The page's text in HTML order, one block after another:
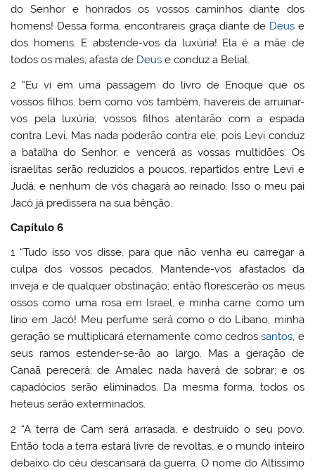
do Senhor e honrados os vossos caminhos diante dos
homens! Dessa forma, encontrareis graça diante de Deuse
dos homens. E abstende-vos da luxúria! Ela é a mãe de
todos os males; afasta de Deus e conduz a Belial.
2 “Eu vi em uma passagem do livro de Enoque que os
vossos filhos, bem como vós também, havereis de arruinar-
vos pela luxúria; vossos filhos atentarão com a espada
contra Levi. Mas nada poderão contra ele; pois Levi conduz
a batalha do Senhor, e vencerá as vossas multidões. Os
israelitas serão reduzidos a poucos, repartidos entre Levi e
Judá, e nenhum de vós chagará ao reinado. Isso o meu pai
Jacó já predissera na sua bênção.
Capítulo 6
1 “Tudo isso vos disse, para que não venha eu carregar a
culpa dos vossos pecados. Mantende-vos afastados da
inveja e de qualquer obstinação; então florescerão os meus
ossos como uma rosa em Israel, e minha carne como um
lírio em Jacó! Meu perfume será como o do Líbano; minha
geração se multiplicará eternamente como cedrossantos, e
seus ramos estender-se-ão ao largo. Mas a geração de
Canaã perecerá; de Amalec nada haverá de sobrar; e os
capadócios serão eliminados. Da mesma forma, todos os
heteus serão exterminados.
2 “A terra de Cam será arrasada, e destruído o seu povo.
Então toda a terra estará livre de revoltas, e o mundo inteiro
debaixo do céu descansará da guerra. O nome do Altíssimo